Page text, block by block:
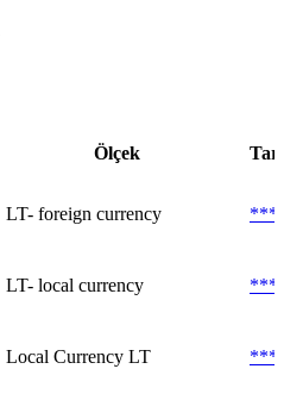
Ölçek
LT- foreign currency ***
LT- local currency ***
Local Currency LT ***